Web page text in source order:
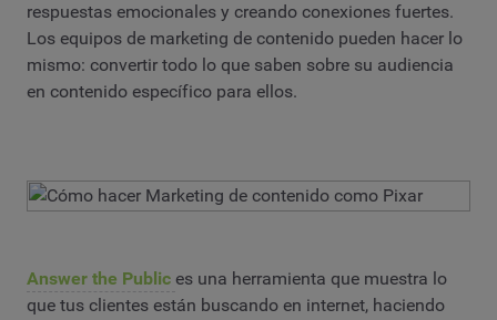
respuestas emocionales y creando conexiones fuertes.
Los equipos de marketing de contenido pueden hacer lo
mismo: convertir todo lo que saben sobre su audiencia
en contenido específico para ellos.
Answer the Public es una herramienta que muestra lo
que tus clientes están buscando en internet, haciendo